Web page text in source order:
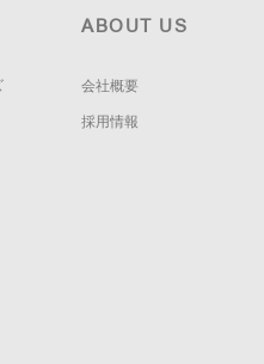
ABOUT US
会社概要
採用情報